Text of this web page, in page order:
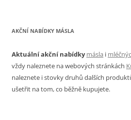
AKČNÍ NABÍDKY MÁSLA
Aktuální akční nabídky másla i
vždy naleznete na webových stránkách
naleznete i stovky druhů dalších
ušetřit na tom, co běžně kupujete.